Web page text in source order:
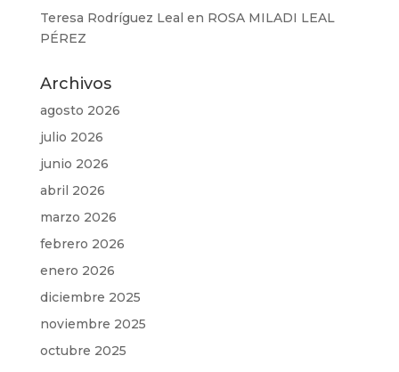
Teresa Rodríguez Leal en ROSA MILADI LEAL
PÉREZ
Archivos
agosto 2026
julio 2026
junio 2026
abril 2026
marzo 2026
febrero 2026
enero 2026
diciembre 2025
noviembre 2025
octubre 2025